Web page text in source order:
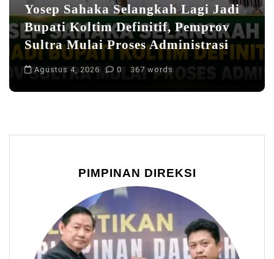
Yosep Sahaka Selangkah Lagi Jadi
Bupati Koltim Definitif, Pemprov
Sultra Mulai Proses Administrasi
Agustus 4, 2026 0 367 words
PIMPINAN DIREKSI